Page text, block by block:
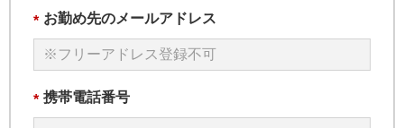
* お勤め先のメールアドレス
* 携帯電話番号